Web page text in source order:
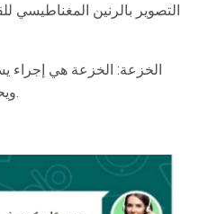
التصوير بالرنين المغناطيسي
الخزعة: الخزعة هي إجراء
ويحلل قطعة صغيرة من الأنسجة.